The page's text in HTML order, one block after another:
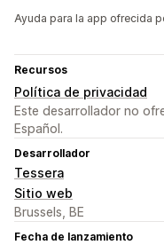
Ayuda para la app ofrecida
Recursos
Política de privacidad
Este desarrollador no
Español.
Desarrollador
Tessera
Sitio web
Brussels, BE
Fecha de lanzamiento